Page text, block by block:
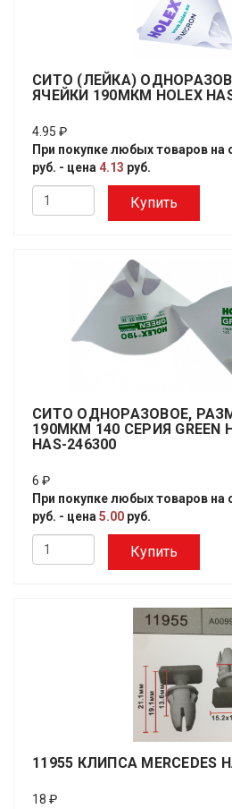
СИТО (ЛЕЙКА)
ЯЧЕЙКИ 190МКМ HOLEX
4.95 ₽
При покупке любых товаров
руб. - цена 4.13 руб.
Купить
СИТО ОДНОРАЗОВОЕ,
190МКМ 140 СЕРИЯ GREEN
HAS-246300
6 ₽
При покупке любых товаров
руб. - цена 5.00 руб.
Купить
11955 КЛИПСА MERCEDES
18 ₽